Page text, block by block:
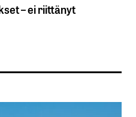
– ei riittänyt